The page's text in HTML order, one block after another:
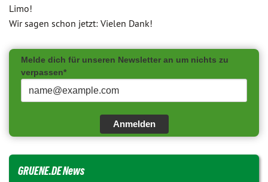
Limo!
Wir sagen schon jetzt: Vielen Dank!
Melde dich für unseren Newsletter an um nichts zu
verpassen*
Anmelden
GRUENE.DE News